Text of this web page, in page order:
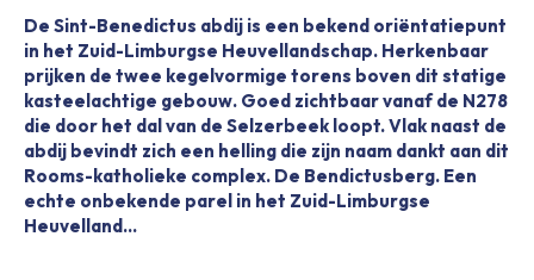
De Sint-Benedictus abdij is een bekend oriëntatiepunt
in het Zuid-Limburgse Heuvellandschap. Herkenbaar
prijken de twee kegelvormige torens boven dit statige
kasteelachtige gebouw. Goed zichtbaar vanaf de N278
die door het dal van de Selzerbeek loopt. Vlak naast de
abdij bevindt zich een helling die zijn naam dankt aan dit
Rooms-katholieke complex. De Bendictusberg. Een
echte onbekende parel in het Zuid-Limburgse
Heuvelland…